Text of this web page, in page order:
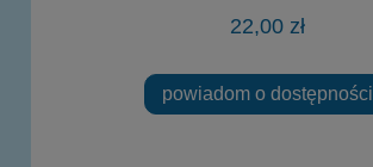
22,00 zł
powiadom o dostępności